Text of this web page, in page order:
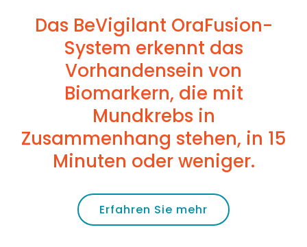
Das BeVigilant OraFusion-
System erkennt das
Vorhandensein von
Biomarkern, die mit
Mundkrebs in
Zusammenhang stehen, in 15
Minuten oder weniger.
Erfahren Sie mehr